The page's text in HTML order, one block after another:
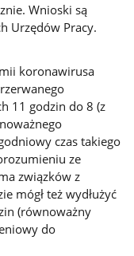
Wnioski są
Urzędów Pracy.
koronawirusa
11 godzin do 8 (z
czas takiego
ze
związków z
mógł też wydłużyć
(równoważny
do